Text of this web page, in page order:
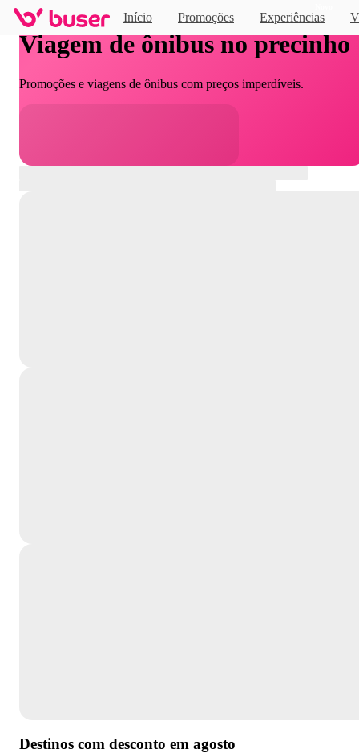
Início Promoções Experiências
Viagem de ônibus no precinho
Promoções e viagens de ônibus com preços imperdíveis.
Destinos com desconto em agosto